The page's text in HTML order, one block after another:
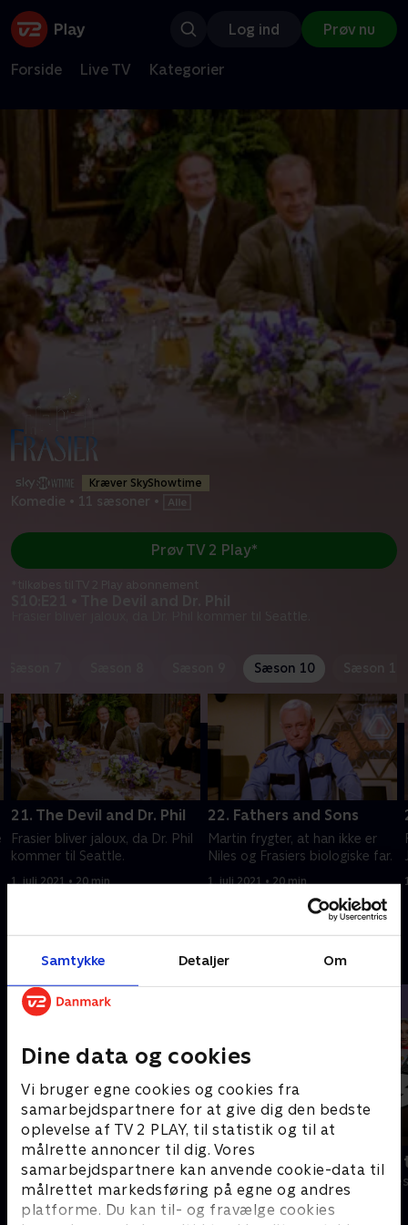
Samtykke Detaljer Om
Dine data og cookies
Vi bruger egne cookies og cookies fra
samarbejdspartnere for at give dig den bedste
oplevelse af TV 2 PLAY, til statistik og til at
målrette annoncer til dig. Vores
samarbejdspartnere kan anvende cookie-data til
målrettet markedsføring på egne og andres
platforme. Du kan til- og fravælge cookies
Log ind Prøv nu
Forside Live TV Kategorier
Kræver SkyShowtime
Komedie • 11 sæsoner •
Prøv TV 2 Play*
Sæson 10
21. The Devil and Dr. Phil
Frasier bliver jaloux, da Dr. Phil
kommer til Seattle.
1. juli 2021 • 20 min
22. Fathers and Sons
Martin frygter, at han ikke er
Niles og Frasiers biologiske far.
1. juli 2021 • 20 min
Andre så også
Robssons (dansk tale)
Komedie • 1 sæsoner
Bert (dansk
Komedie • 1